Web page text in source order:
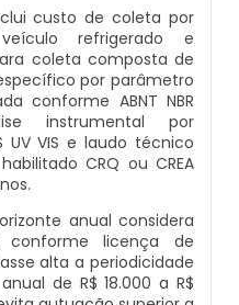
Potável
Em Sp
Análise De Agua
De Água De
De Água Osmose
Caldeiras
Trocador De Calor
Caldeira A Vapor
Portátil
Troca Iônica
custo de coleta por
refrigerado e
coleta composta de
por parâmetro
conforme ABNT NBR
instrumental por
UV VIS e laudo técnico
CRQ ou CREA
anual considera
conforme licença de
alta a periodicidade
de R$ 18.000 a R$